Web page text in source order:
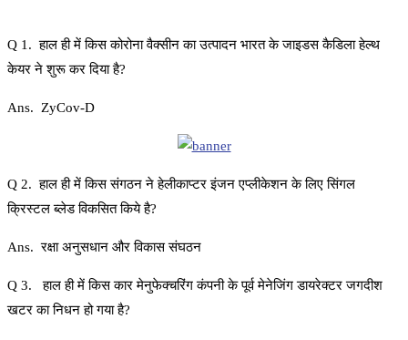
Q 1. हाल ही में किस कोरोना वैक्सीन का उत्पादन भारत के जाइडस कैडिला हेल्थ
केयर ने शुरू कर दिया है?
Ans. ZyCov-D
Q 2. हाल ही में किस संगठन ने हेलीकाप्टर इंजन एप्लीकेशन के लिए सिंगल
क्रिस्टल ब्लेड विकसित किये है?
Ans. रक्षा अनुसधान और विकास संघठन
Q 3. हाल ही में किस कार मेनुफेक्चरिंग कंपनी के पूर्व मेनेजिंग डायरेक्टर जगदीश
खटर का निधन हो गया है?